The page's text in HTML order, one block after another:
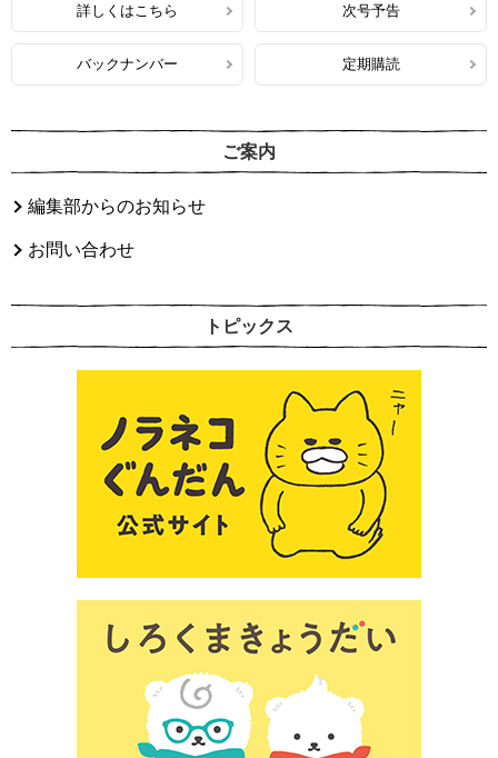
詳しくはこちら 次号予告
バックナンバー 定期購読
ご案内
編集部からのお知らせ
お問い合わせ
トピックス